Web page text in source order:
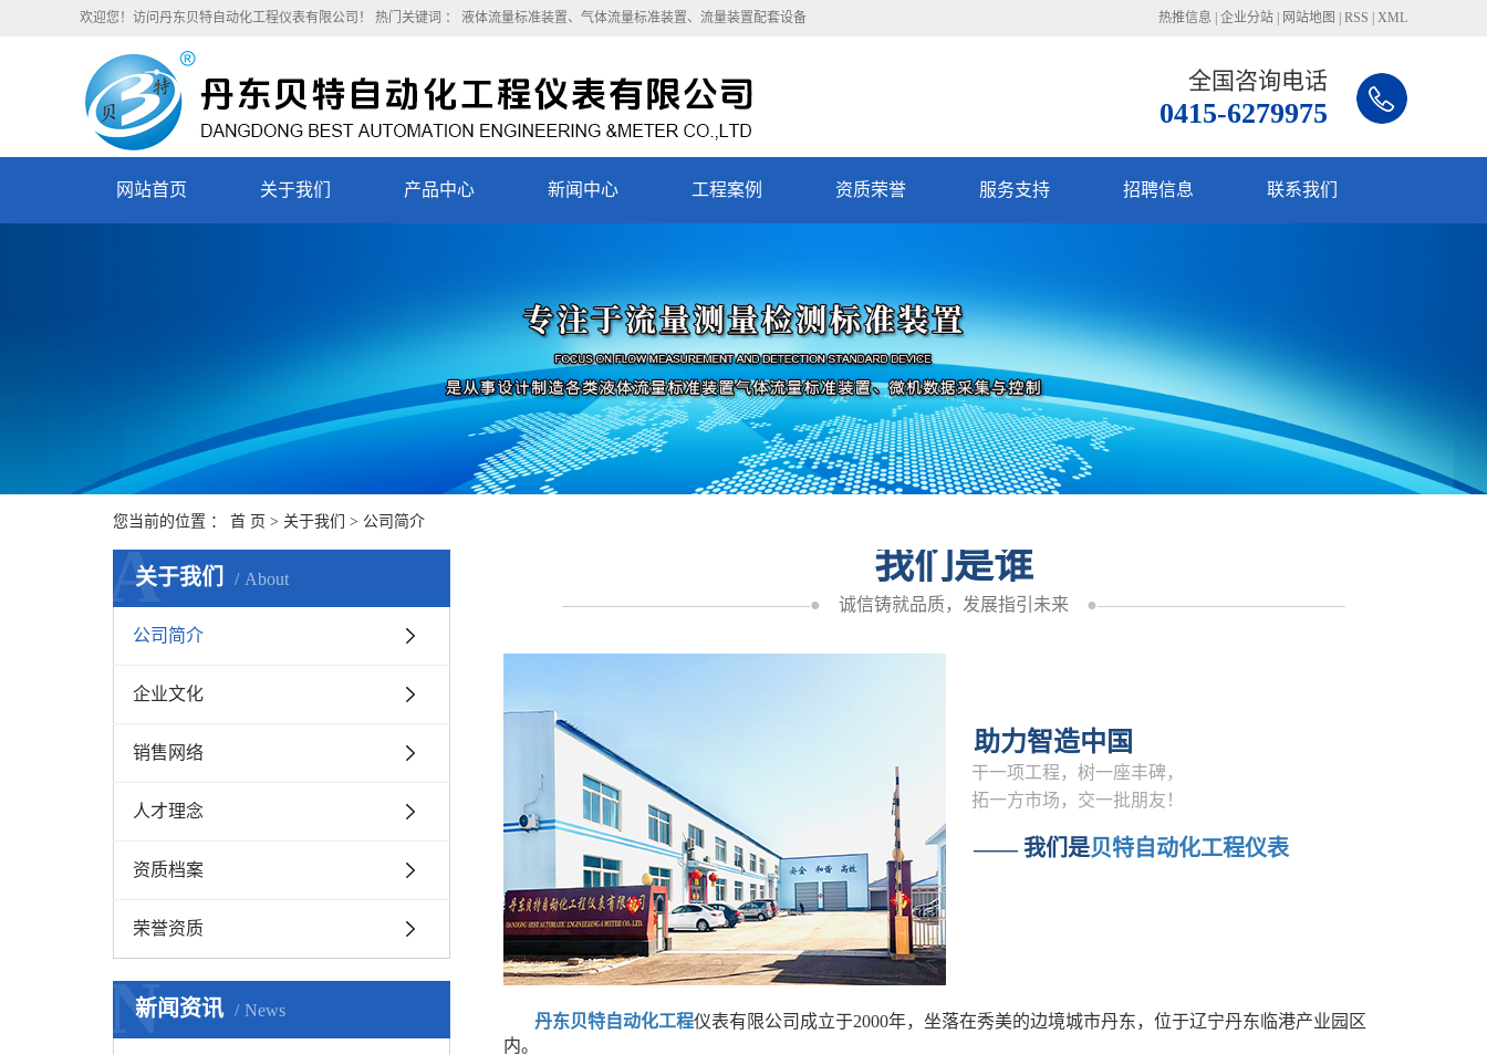
欢迎您！访问丹东贝特自动化工程仪表有限公司！ 热门关键词 ： 液体流量标准装置、 气体流量标准装置、 流量装置配套设备 热推信息 企业分站 网站地图 RSS XML
全国咨询电话
0415-6279975
网站首页 关于我们 产品中心 新闻中心 工程案例 资质荣誉 服务支持 招聘信息 联系我们
您当前的位置 ： 首 页 > 关于我们 > 公司简介
关于我们 About
A
公司简介
企业文化
销售网络
人才理念
资质档案
荣誉资质
新闻资讯 News
N
我们是谁
——————————————●诚信铸就品质，发展指引未来 ●——————————————
助力智造中国
干一项工程，树一座丰碑，
拓一方市场，交一批朋友！
—— 我们是贝特自动化工程仪表
丹东贝特自动化工程仪表有限公司成立于2000年，坐落在秀美的边境城市丹东，位于辽宁丹东临港产业园区
内。